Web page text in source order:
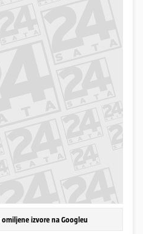
izvore na Googleu